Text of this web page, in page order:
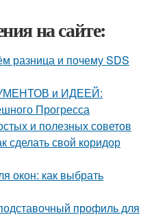
на сайте:
разница и почему SDS
и ИДЕЕЙ:
Прогресса
и полезных советов
сделать свой коридор
окон: как выбрать
профиль для